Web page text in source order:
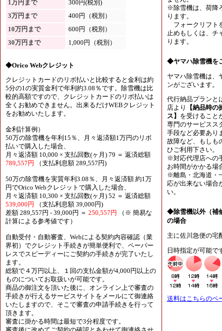
1万円まで
300円(税別)
3万円まで
400円（税別）
10万円まで
600円（税別）
30万円まで
1,000円（税別）
◆Orico Webクレジット
クレジットカードのリボ払いと比較すると金利は約
5分の1の実質金利で年利約3.08％です。除雪機は比
較的高額ですので、クレジットカードのリボ払いは
全くお勧めできません。出来るだけWEBクレジット
をお勧めいたします。
金利計算例）
50万の除雪機を年利15％、月々返済額1万円のリボ
払いで購入した場合、
月々返済額 10,000 × 支払回数(ヶ月) 79 ＝ 返済総額
789,557円
（支払利息額 289,557円)
50万の除雪機を実質年利3.08％、月々返済額 約1万
円でOrico Webクレジットで購入した場合、
月々返済額 10,300 × 支払回数(ヶ月) 52 ＝ 返済総額
539,000円
（支払利息額 39,000円)
差額 289,557円 - 39,000円 ＝ 250,557円
（※ 簡易な
計算による参考値です）
自動受付・自動審査、Webによる契約内容確認（業
界初）でクレジット手続きが簡単便利で、ペーパー
レスでスピーディーにご契約の手続きが完了いたし
ます。
総額で４万円以上、１回の支払金額が4,000円以上の
ものについてお取扱いが可能です。
商品の御注文を頂いた後に、オンライン上で審査の
手続きが行えるサービスサイトをメールにて御連絡
いたしますので、そこで審査の申請手続きを行って
頂きます。
審査に掛かる時間は最短で3分程度です。
※除雪機は、荷降
ります。
フォークリフト
止めもしくは、チ
ります。
◆ヤマハ除雪機を
ヤマハ除雪機は、
ンがございます。
代行納品プランと
店より
【納品時
ス】 を受けること
専門のサービスス
手段など必要あり
故障など、もしも
ひご利用下さい。
※対応代理店への
お時間がかかる場
※離島・北海道・
応が出来ない場合
い。
◆除雪機以外（補
の場合
主に佐川急便の宅
日時指定が可能で
送料はこちらのペ